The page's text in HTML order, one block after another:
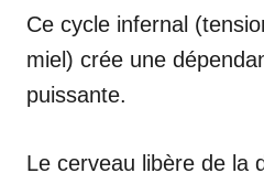
Ce cycle infernal
miel) crée une
puissante.
Le cerveau libère de la